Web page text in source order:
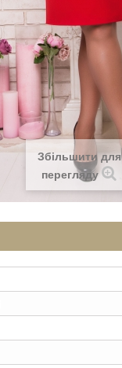
Збільшити для
перегляду